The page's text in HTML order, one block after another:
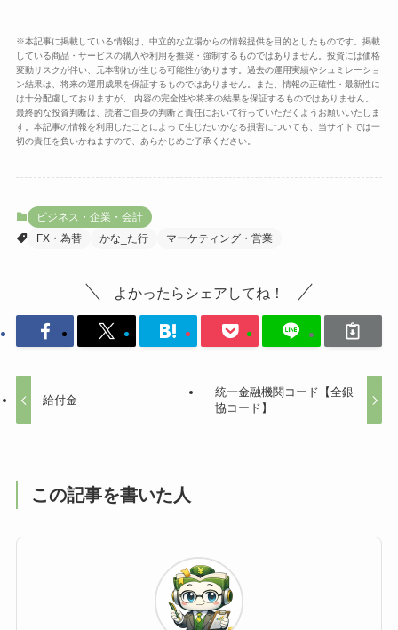
※本記事に掲載している情報は、中立的な立場からの情報提供を目的としたものです。掲載
している商品・サービスの購入や利用を推奨・強制するものではありません。投資には価格
変動リスクが伴い、元本割れが生じる可能性があります。過去の運用実績やシュミレーショ
ン結果は、将来の運用成果を保証するものではありません。また、情報の正確性・最新性に
は十分配慮しておりますが、 内容の完全性や将来の結果を保証するものではありません。
最終的な投資判断は、読者ご自身の判断と責任において行っていただくようお願いいたしま
す。本記事の情報を利用したことによって生じたいかなる損害についても、当サイトでは一
切の責任を負いかねますので、あらかじめご了承ください。
ビジネス・企業・会計
FX・為替
かな_た行 マーケティング・営業
よかったらシェアしてね！
給付金
統一金融機関コード【全銀
協コード】
この記事を書いた人